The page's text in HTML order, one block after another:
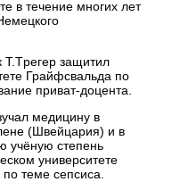
в течение многих лет
T.Tрегер защитил
Грайфсвальда по
приват-доцента.
медицину в
(Швейцария) и в
учёную степень
университете
теме сепсиса.